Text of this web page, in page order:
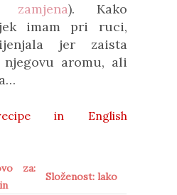
). Kako
imam pri ruci,
jer zaista
aromu, ali
in
English
za:
Složenost: lako